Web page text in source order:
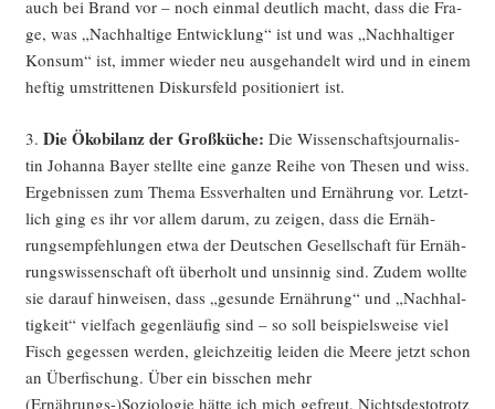
auch bei Brand vor – noch ein­mal deut­lich macht, dass die Fra­
ge, was „Nach­hal­ti­ge Ent­wick­lung“ ist und was „Nach­hal­ti­ger
Kon­sum“ ist, immer wie­der neu aus­ge­han­delt wird und in einem
hef­tig umstrit­te­nen Dis­kurs­feld posi­tio­niert ist.
3. Die Öko­bi­lanz der Groß­kü­che: Die Wis­sen­schafts­jour­na­lis­
tin Johan­na Bay­er stell­te eine gan­ze Rei­he von The­sen und wiss.
Ergeb­nis­sen zum The­ma Ess­ver­hal­ten und Ernäh­rung vor. Letzt­
lich ging es ihr vor allem dar­um, zu zei­gen, dass die Ernäh­
rungs­emp­feh­lun­gen etwa der Deut­schen Gesell­schaft für Ernäh­
rungs­wis­sen­schaft oft über­holt und unsin­nig sind. Zudem woll­te
sie dar­auf hin­wei­sen, dass „gesun­de Ernäh­rung“ und „Nach­hal­
tig­keit“ viel­fach gegen­läu­fig sind – so soll bei­spiels­wei­se viel
Fisch geges­sen wer­den, gleich­zei­tig lei­den die Mee­re jetzt schon
an Über­fi­schung. Über ein biss­chen mehr
(Ernährungs-)Soziologie hät­te ich mich gefreut. Nichts­des­to­trotz